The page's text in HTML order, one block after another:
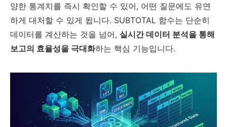
양한 통계치를 즉시 확인할 수 있어, 어떤 질문에도 유연
하게 대처할 수 있게 됩니다. SUBTOTAL 함수는 단순히
데이터를 계산하는 것을 넘어, 실시간 데이터 분석을 통해
보고의 효율성을 극대화하는 핵심 기능입니다.